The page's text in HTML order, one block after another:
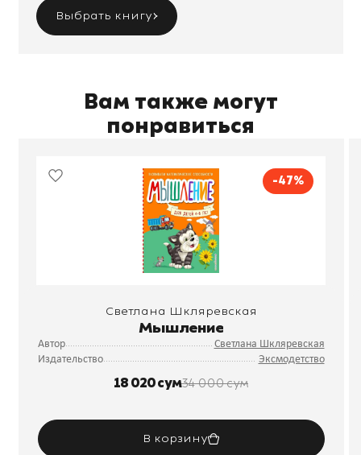
Выбрать книгу
Вам также могут
понравиться
-47%
Светлана Шкляревская
Мышление
Автор
Светлана Шкляревская
Издательство
Эксмодетство
18 020 сум34 000 сум
В корзину